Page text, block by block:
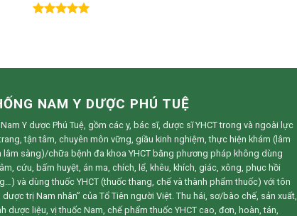
NAM Y DƯỢC PHÚ TUỆ
Y dược Phú Tuệ, gồm các y, bác sĩ, dược sĩ YHCT trong và ngoài lực
tận tâm, chuyên môn vững, giầu kinh nghiệm, thực hiện khám (lâm
lâm sàng)/chữa bệnh đa khoa YHCT bằng phương pháp không dùng
cứu, bấm huyệt, án ma, chích, lể, khêu, khích, giác, xông, phục hồi
và dùng thuốc YHCT (thuốc thang, chế và thành phẩm thuốc) với tôn
dược trị Nam nhân” của Tổ Tiên người Việt. Thu hái, sơ/bào chế, sản xuất,
dược liệu, vị thuốc Nam, chế phẩm thuốc YHCT cao, đơn, hoàn, tán,